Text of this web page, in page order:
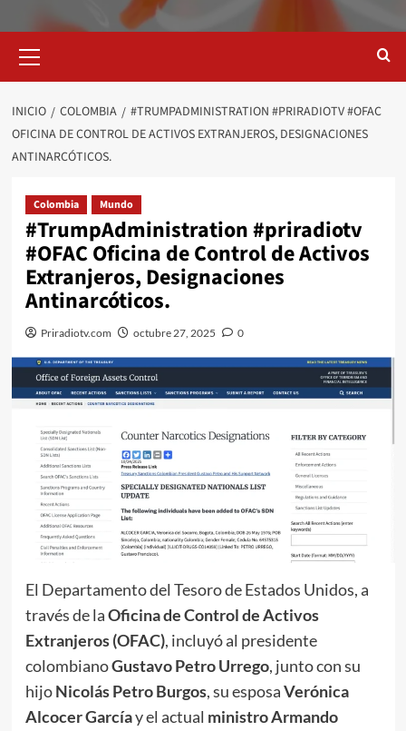
primario
INICIO COLOMBIA
#TRUMPADMINISTRATION #PRIRADIOTV #OFAC
OFICINA DE CONTROL DE ACTIVOS EXTRANJEROS, DESIGNACIONES
ANTINARCÓTICOS.
Colombia Mundo
#TrumpAdministration #priradiotv
#OFAC Oficina de Control de Activos
Extranjeros, Designaciones
Antinarcóticos.
Priradiotv.com octubre 27, 2025 0
El Departamento del Tesoro de Estados Unidos, a
través de laOficina de Control de Activos
Extranjeros (OFAC), incluyó al presidente
colombianoGustavo Petro Urrego, junto con su
hijoNicolás Petro Burgos, su esposaVerónica
Alcocer Garcíay el actual ministro Armando